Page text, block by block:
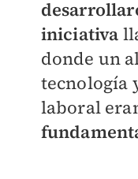
iniciativa
donde un
tecnología
laboral